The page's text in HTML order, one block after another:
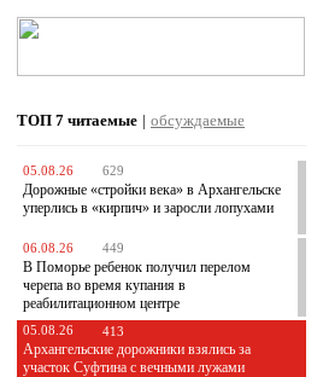
ТОП 7 читаемые | обсуждаемые
05.08.26 629
Дорожные «стройки века» в Архангельске
уперлись в «кирпич» и заросли лопухами
06.08.26 449
В Поморье ребенок получил перелом
черепа во время купания в
реабилитационном центре
05.08.26 413
Архангельские дорожники взялись за
участок Суфтина с вечными лужами